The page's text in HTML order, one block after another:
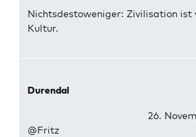
Nichtsdestoweniger: Zivilisation
Kultur.
Durendal
26.
@Fritz